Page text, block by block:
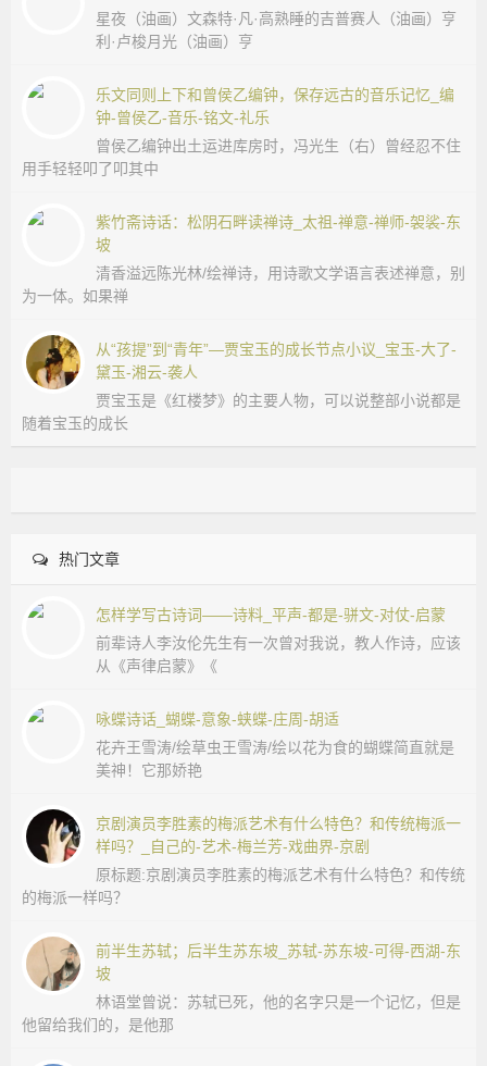
星夜（油画）文森特·凡·高熟睡的吉普赛人（油画）亨
利·卢梭月光（油画）亨
乐文同则上下和曾侯乙编钟，保存远古的音乐记忆_编
钟-曾侯乙-音乐-铭文-礼乐
曾侯乙编钟出土运进库房时，冯光生（右）曾经忍不住
用手轻轻叩了叩其中
紫竹斋诗话：松阴石畔读禅诗_太祖-禅意-禅师-袈裟-东
坡
清香溢远陈光林/绘禅诗，用诗歌文学语言表述禅意，别
为一体。如果禅
从“孩提”到“青年”—贾宝玉的成长节点小议_宝玉-大了-
黛玉-湘云-袭人
贾宝玉是《红楼梦》的主要人物，可以说整部小说都是
随着宝玉的成长
热门文章
怎样学写古诗词——诗料_平声-都是-骈文-对仗-启蒙
前辈诗人李汝伦先生有一次曾对我说，教人作诗，应该
从《声律启蒙》《
咏蝶诗话_蝴蝶-意象-蛱蝶-庄周-胡适
花卉王雪涛/绘草虫王雪涛/绘以花为食的蝴蝶简直就是
美神！它那娇艳
京剧演员李胜素的梅派艺术有什么特色？和传统梅派一
样吗？_自己的-艺术-梅兰芳-戏曲界-京剧
原标题:京剧演员李胜素的梅派艺术有什么特色？和传统
的梅派一样吗？
前半生苏轼；后半生苏东坡_苏轼-苏东坡-可得-西湖-东
坡
林语堂曾说：苏轼已死，他的名字只是一个记忆，但是
他留给我们的，是他那